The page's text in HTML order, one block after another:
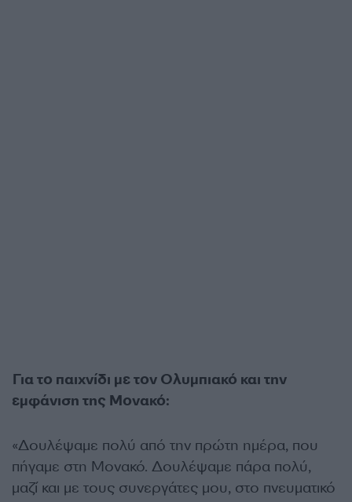
Για το παιχνίδι με τον Ολυμπιακό και την
εμφάνιση της Μονακό:
«Δουλέψαμε πολύ από την πρώτη ημέρα, που
πήγαμε στη Μονακό. Δουλέψαμε πάρα πολύ,
μαζί και με τους συνεργάτες μου, στο πνευματικό